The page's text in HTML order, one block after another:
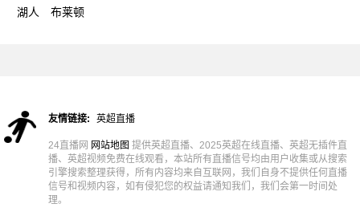
湖人 布莱顿
友情链接: 英超直播
24直播网 网站地图 提供英超直播、2025英超在线直播、英超无插件直
播、英超视频免费在线观看，本站所有直播信号均由用户收集或从搜索
引擎搜索整理获得，所有内容均来自互联网，我们自身不提供任何直播
信号和视频内容，如有侵犯您的权益请通知我们，我们会第一时间处
理。